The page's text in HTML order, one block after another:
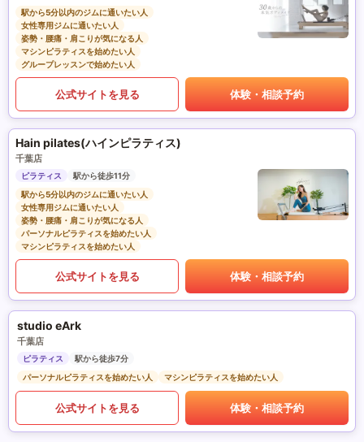
駅から5分以内のジムに通いたい人
女性専用ジムに通いたい人
姿勢・腰痛・肩こりが気になる人
マシンピラティスを始めたい人
グループレッスンで始めたい人
公式サイトを見る 体験・相談予約
Hain pilates(ハインピラティス)
千葉店
ピラティス
駅から徒歩11分
駅から5分以内のジムに通いたい人
女性専用ジムに通いたい人
姿勢・腰痛・肩こりが気になる人
パーソナルピラティスを始めたい人
マシンピラティスを始めたい人
公式サイトを見る 体験・相談予約
studio eArk
千葉店
ピラティス
駅から徒歩7分
パーソナルピラティスを始めたい人
マシンピラティスを始めたい人
公式サイトを見る 体験・相談予約